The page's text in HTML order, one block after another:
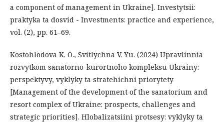
a component of management in Ukraine]. Investytsii:
praktyka ta dosvid - Investments: practice and experience,
vol. (2), рр. 61–69.
Kostohlodova K. O., Svitlychna V. Yu. (2024) Upravlinnia
rozvytkom sanatorno-kurortnoho kompleksu Ukrainy:
perspektyvy, vyklyky ta stratehichni priorytety
[Management of the development of the sanatorium and
resort complex of Ukraine: prospects, challenges and
strategic priorities]. Hlobalizatsiini protsesy: vyklyky ta